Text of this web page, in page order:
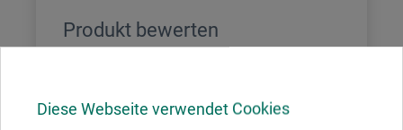
Diese Webseite verwendet Cookies
Produkt bewerten